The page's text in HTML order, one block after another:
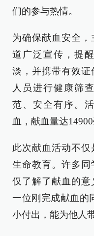
们的参与热情。
为确保献血安全
道广泛宣传，提
淡，并携带有效证
人员进行健康筛
范、安全有序。
血，献血量达14900
此次献血活动不
生命教育。许多同
仅了解了献血的意
一位刚完成献血的
小付出，能为他人